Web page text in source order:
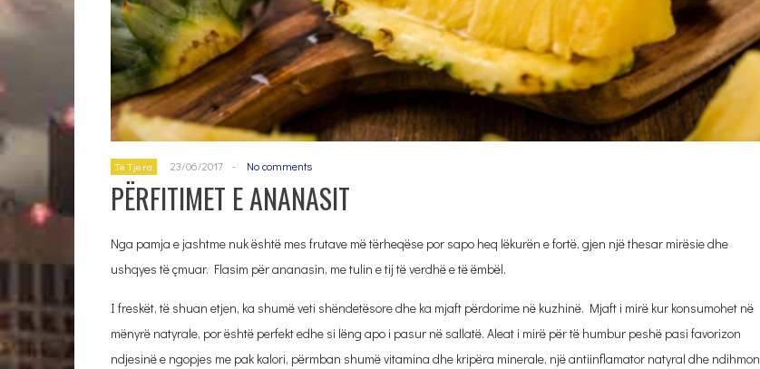
Të Tjera 23/06/2017 - No comments
PËRFITIMET E ANANASIT
Nga pamja e jashtme nuk është mes frutave më tërheqëse por sapo heq lëkurën e fortë, gjen një thesar mirësie dhe
ushqyes të çmuar. Flasim për ananasin, me tulin e tij të verdhë e të ëmbël.
I freskët, të shuan etjen, ka shumë veti shëndetësore dhe ka mjaft përdorime në kuzhinë. Mjaft i mirë kur konsumohet në
mënyrë natyrale, por është perfekt edhe si lëng apo i pasur në sallatë. Aleat i mirë për të humbur peshë pasi favorizon
ndjesinë e ngopjes me pak kalori, përmban shumë vitamina dhe kripëra minerale, një antiinflamator natyral dhe ndihmon